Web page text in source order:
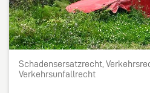
Schadensersatzrecht,
Verkehrsunfallrecht